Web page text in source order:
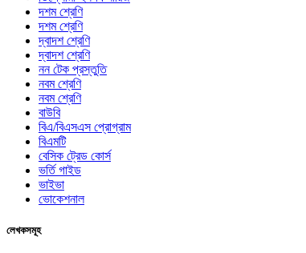
দশম শ্রেণি
দশম শ্রেণি
দ্বাদশ শ্রেণি
দ্বাদশ শ্রেণি
নন টেক প্রস্তুতি
নবম শ্রেণি
নবম শ্রেণি
বাউবি
বিএ/বিএসএস প্রোগ্রাম
বিএমটি
বেসিক ট্রেড কোর্স
ভর্তি গাইড
ভাইভা
ভোকেশনাল
লেখকসমূহ